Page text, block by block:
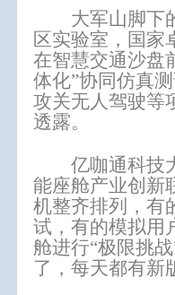
大军山脚下
区实验室，国家
在智慧交通沙盘
体化”协同仿真
攻关无人驾驶等
透露。
亿咖通科技
能座舱产业创新
机整齐排列，有
试，有的模拟用
舱进行“极限挑
了，每天都有新